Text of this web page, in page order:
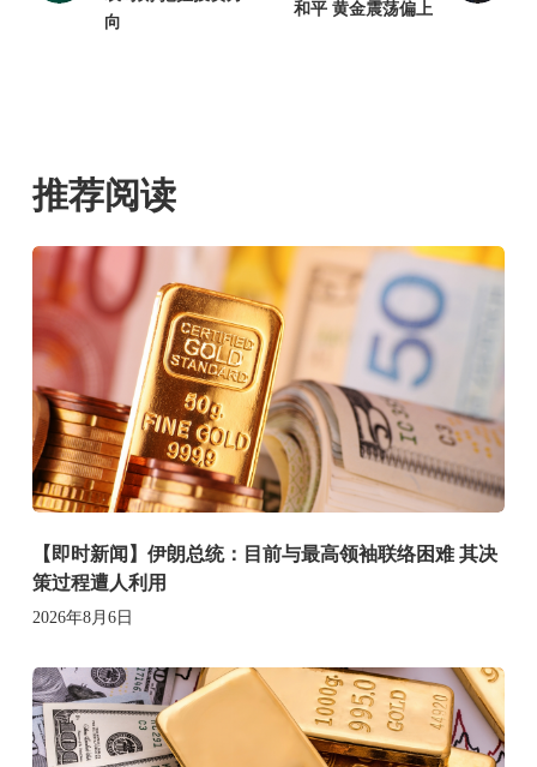
向
和平 黄金震荡偏上
推荐阅读
【即时新闻】伊朗总统：目前与最高领袖联络困难 其决
策过程遭人利用
2026年8月6日